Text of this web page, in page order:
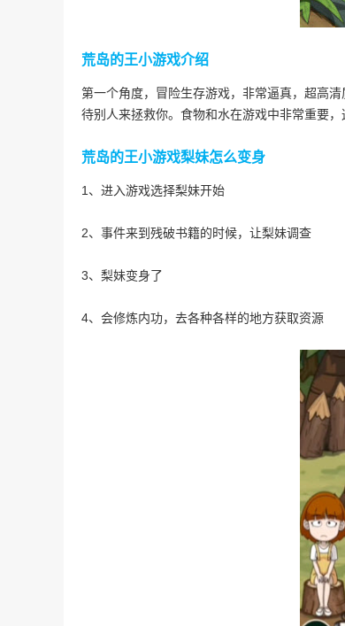
荒岛的王小游戏介绍
第一个角度，冒险生存游戏，非常逼真，超高
待别人来拯救你。食物和水在游戏中非常重要，
荒岛的王小游戏梨妹怎么变身
1、进入游戏选择梨妹开始
2、事件来到残破书籍的时候，让梨妹调查
3、梨妹变身了
4、会修炼内功，去各种各样的地方获取资源